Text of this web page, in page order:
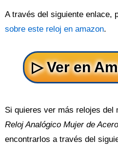
A través del siguiente enlace,
sobre este reloj en amazon.
Si quieres ver más relojes del
Reloj Analógico Mujer de
encontrarlos a través del